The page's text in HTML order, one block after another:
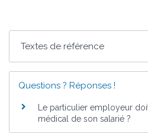
Textes de référence
Questions ? Réponses !
Le particulier employeur
médical de son salarié ?